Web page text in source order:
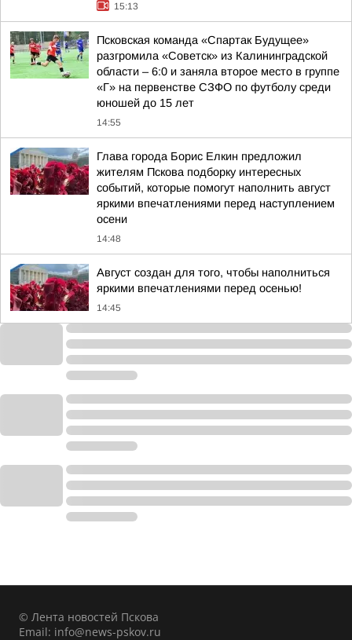
15:13
Псковская команда «Спартак Будущее»
разгромила «Советск» из Калининградской
области – 6:0 и заняла второе место в группе
«Г» на первенстве СЗФО по футболу среди
юношей до 15 лет
14:55
Глава города Борис Елкин предложил
жителям Пскова подборку интересных
событий, которые помогут наполнить август
яркими впечатлениями перед наступлением
осени
14:48
Август создан для того, чтобы наполниться
яркими впечатлениями перед осенью!
14:45
© Лента новостей Пскова
Email: info@news-pskov.ru